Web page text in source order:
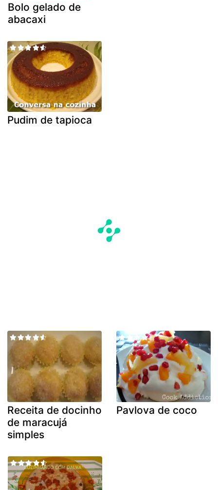
Bolo gelado de
abacaxi
Pudim de tapioca
Receita de docinho
de maracujá
simples
Pavlova de coco